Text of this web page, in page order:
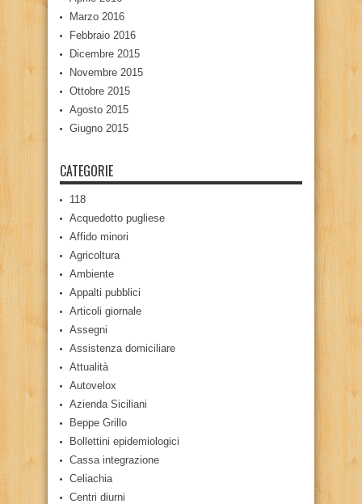
Marzo 2016
Febbraio 2016
Dicembre 2015
Novembre 2015
Ottobre 2015
Agosto 2015
Giugno 2015
CATEGORIE
118
Acquedotto pugliese
Affido minori
Agricoltura
Ambiente
Appalti pubblici
Articoli giornale
Assegni
Assistenza domiciliare
Attualità
Autovelox
Azienda Siciliani
Beppe Grillo
Bollettini epidemiologici
Cassa integrazione
Celiachia
Centri diurni